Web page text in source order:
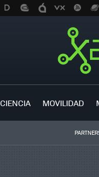
CIENCIA MOVILIDAD